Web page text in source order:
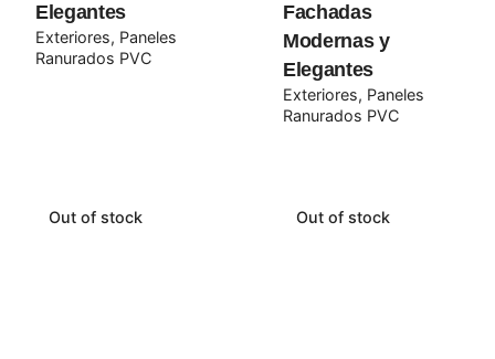
Elegantes
Exteriores Paneles
Ranurados PVC
Fachadas
Modernas y
Elegantes
Exteriores Paneles
Ranurados PVC
Out of stock Out of stock